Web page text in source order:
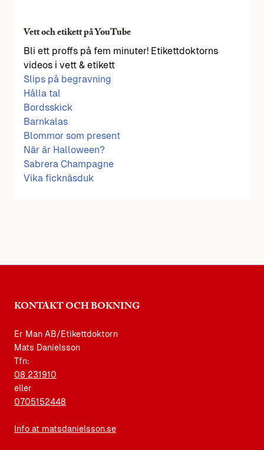
Vett och etikett på YouTube
Bli ett proffs på fem minuter! Etikettdoktorns
videos i vett & etikett
Slips på begravning
Hålla tal
Bordsskick
Barnkalas
Blommor som present
När är Halloween?
Sabrera Champagne
Vika ficknäsduk
KONTAKT OCH BOKNING
Er Man AB/Etikettdoktorn
Mats Danielsson
Tfn:
08 231910
eller
0705152448
Info at matsdanielsson.se